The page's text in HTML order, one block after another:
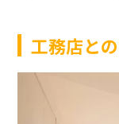
工務店と